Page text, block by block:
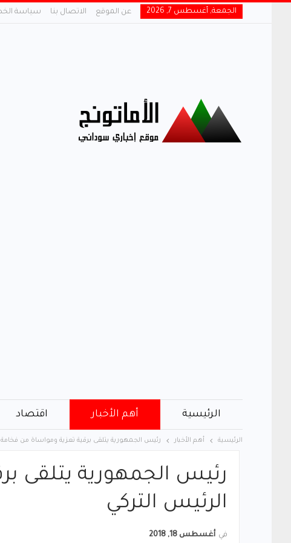
الجمعة, أغسطس 7, 2026 عن الموقع الاتصال بنا سياسة
الرئيسية أهم الأخبار اقتصاد
الرئيسية أهم الأخبار رئيس الجمهورية يتلقى برقية تعزية ومواساة من فخامة
رئيس الجمهورية يتلقى
الرئيس التركي
في أغسطس 18, 2018